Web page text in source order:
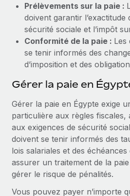
Prélèvements sur la paie :
doivent garantir
sécurité sociale et l’impôt
Conformité de la paie : Les
se tenir informés des
d’imposition et des
Gérer la paie en
Gérer la paie en Égypte exige
particulière aux règles
aux exigences de sécurité
doivent se tenir informés des
lois salariales et des
assurer un traitement de la
gérer le risque de pénalités.
Vous pouvez payer n’importe